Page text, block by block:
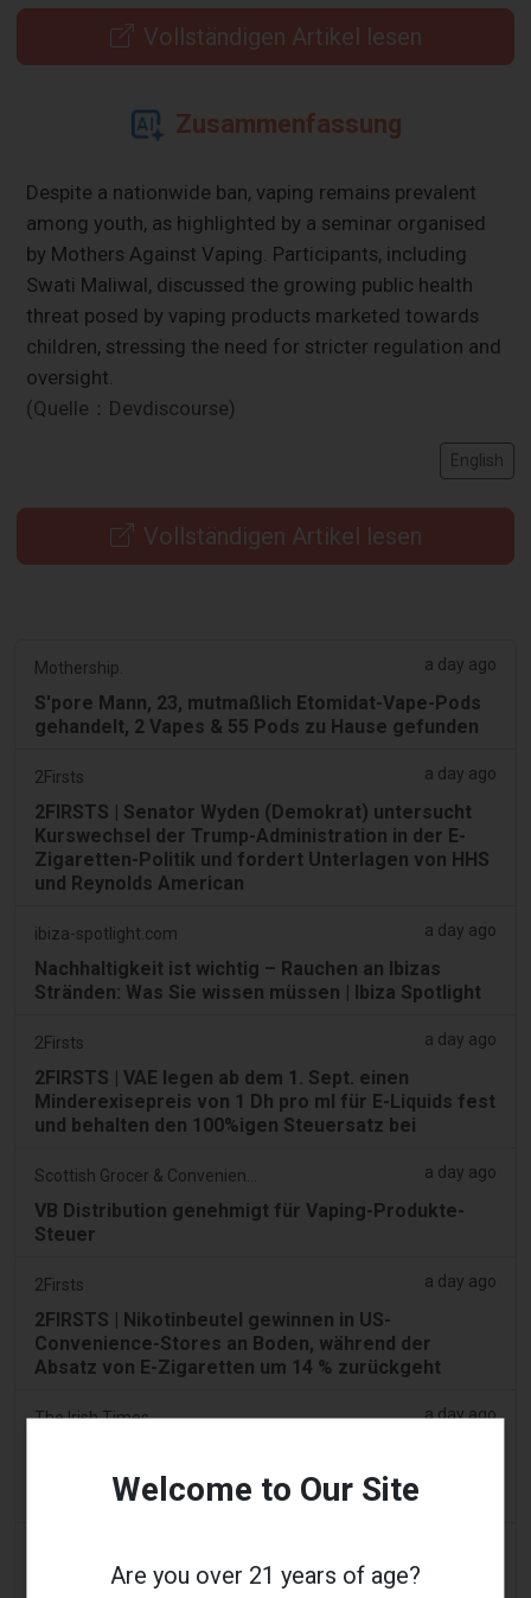
Vollständigen Artikel lesen
Zusammenfassung
Despite a nationwide ban, vaping remains prevalent
among youth, as highlighted by a seminar organised
by Mothers Against Vaping. Participants, including
Swati Maliwal, discussed the growing public health
threat posed by vaping products marketed towards
children, stressing the need for stricter regulation and
oversight.
(Quelle：Devdiscourse)
English
Vollständigen Artikel lesen
Mothership. a day ago
S'pore Mann, 23, mutmaßlich Etomidat-Vape-Pods
gehandelt, 2 Vapes & 55 Pods zu Hause gefunden
2Firsts a day ago
2FIRSTS | Senator Wyden (Demokrat) untersucht
Kurswechsel der Trump-Administration in der E-
Zigaretten-Politik und fordert Unterlagen von HHS
und Reynolds American
ibiza-spotlight.com a day ago
Nachhaltigkeit ist wichtig – Rauchen an Ibizas
Stränden: Was Sie wissen müssen | Ibiza Spotlight
2Firsts a day ago
2FIRSTS | VAE legen ab dem 1. Sept. einen
Minderexisepreis von 1 Dh pro ml für E-Liquids fest
und behalten den 100%igen Steuersatz bei
a day ago
VB Distribution genehmigt für Vaping-Produkte-
Steuer
2Firsts a day ago
2FIRSTS | Nikotinbeutel gewinnen in US-
Convenience-Stores an Boden, während der
Absatz von E-Zigaretten um 14 % zurückgeht
The Irish Times a day ago
nachdem sie in neun Monaten 22 Mio. € eingespielt
Costa Ricas neue E-Zigaretten-Regeln sollten
Welcome to Our Site
Are you over 21 years of age?